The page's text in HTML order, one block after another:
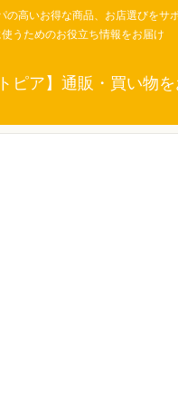
の高いお得な商品、お店選びをサ
使うためのお役立ち情報をお届け
ピア】通販・買い物